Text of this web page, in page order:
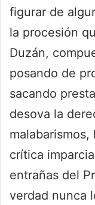
figurar de
la procesión
Duzán,
posando de
sacando
desova la
crítica
entrañas del
verdad nunca